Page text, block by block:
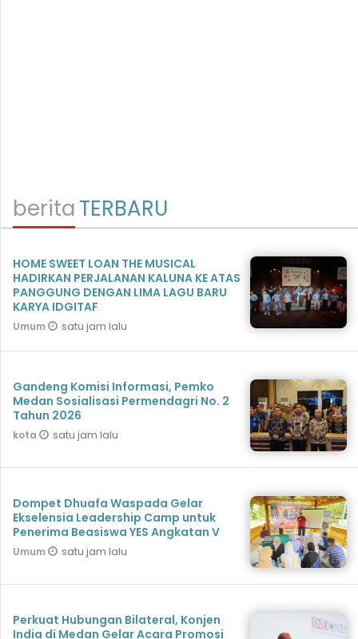
beritaTERBARU
HOME SWEET LOAN THE MUSICAL
HADIRKAN PERJALANAN KALUNA KE ATAS
PANGGUNG DENGAN LIMA LAGU BARU
KARYA IDGITAF
Umum satu jam lalu
Gandeng Komisi Informasi, Pemko
Medan Sosialisasi Permendagri No. 2
Tahun 2026
kota satu jam lalu
Dompet Dhuafa Waspada Gelar
Ekselensia Leadership Camp untuk
Penerima Beasiswa YES Angkatan V
Umum satu jam lalu
Perkuat Hubungan Bilateral, Konjen
India di Medan Gelar Acara Promosi